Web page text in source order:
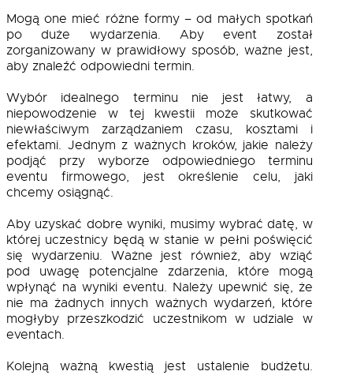
Mogą one mieć różne formy – od małych spotkań
po duże wydarzenia. Aby event został
zorganizowany w prawidłowy sposób, ważne jest,
aby znaleźć odpowiedni termin.
Wybór idealnego terminu nie jest łatwy, a
niepowodzenie w tej kwestii może skutkować
niewłaściwym zarządzaniem czasu, kosztami i
efektami. Jednym z ważnych kroków, jakie należy
podjąć przy wyborze odpowiedniego terminu
eventu firmowego, jest określenie celu, jaki
chcemy osiągnąć.
Aby uzyskać dobre wyniki, musimy wybrać datę, w
której uczestnicy będą w stanie w pełni poświęcić
się wydarzeniu. Ważne jest również, aby wziąć
pod uwagę potencjalne zdarzenia, które mogą
wpłynąć na wyniki eventu. Należy upewnić się, że
nie ma żadnych innych ważnych wydarzeń, które
mogłyby przeszkodzić uczestnikom w udziale w
eventach.
Kolejną ważną kwestią jest ustalenie budżetu.